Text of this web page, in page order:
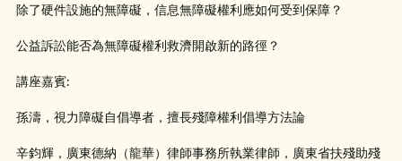
除了硬件設施的無障礙，信息無障礙權利應如何受到保障？
公益訴訟能否為無障礙權利救濟開啟新的路徑？
講座嘉賓:
孫濤，視力障礙自倡導者，擅長殘障權利倡導方法論
辛鈞輝，廣東德納（龍華）律師事務所執業律師，廣東省扶殘助殘